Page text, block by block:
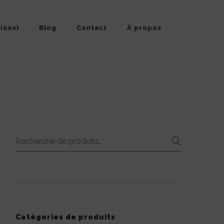
Blog Contact À propos
Recherche
Catégories de produits